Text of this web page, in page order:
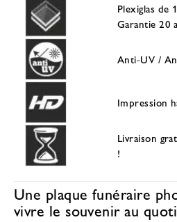
Plexiglas de
Garantie 20
Anti-UV /
Impression
Livraison
!
Une plaque funéraire
vivre le souvenir au